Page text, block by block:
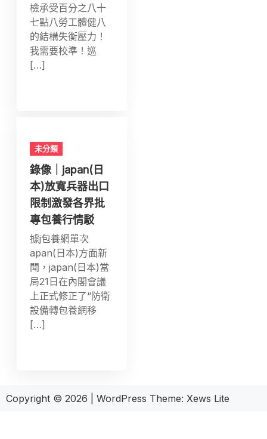
檢承受百分之八十
七點八勞工體健八
的結構失衡壓力！
我需要校準！巡
[…]
未分類
錄像｜japan(日
本)放寬兵器出口
限制激發各界批
專包養行情駁
據j包養網單次
apan(日本)方面新
聞，japan(日本)當
局21日在內閣會議
上正式修正了“防衛
設備轉包養網移
[…]
Copyright © 2026 WordPress Theme: Xews Lite